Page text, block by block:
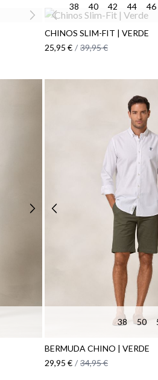
38 40 42 44 46
CHINOS SLIM-FIT | VERDE
25,95 € / 39,95 €
38 50
BERMUDA CHINO | VERDE
29,95 € / 34,95 €